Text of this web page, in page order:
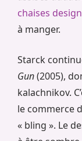
chaises
à manger.
Starck
Gun(2005),
kalachnikov.
le commerce
« bling ». Le